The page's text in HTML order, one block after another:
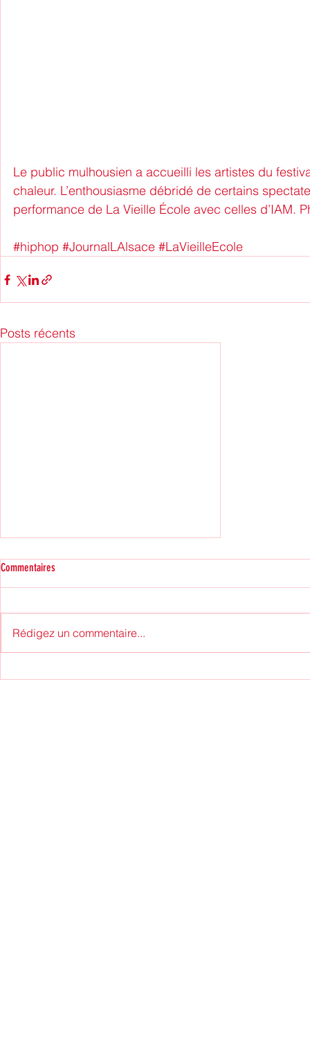
Le public mulhousien a accueilli les artistes du
chaleur. L’enthousiasme débridé de certains
performance de La Vieille École avec celles d’IAM.
#hiphop #JournalLAlsace #LaVieilleEcole
Posts récents
Mulhouse, premier cluster français et ville où
Commentaires
Rédigez un commentaire...